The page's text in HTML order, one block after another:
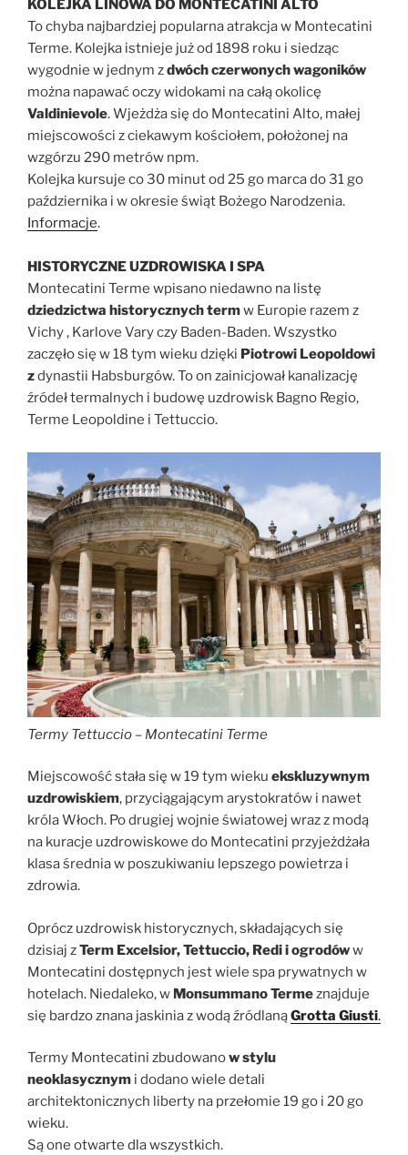
KOLEJKA LINOWA DO MONTECATINI ALTO
To chyba najbardziej popularna atrakcja w Montecatini
Terme. Kolejka istnieje już od 1898 roku i siedząc
wygodnie w jednym zdwóch czerwonych wagoników
można napawać oczy widokami na całą okolicę
Valdinievole. Wjeżdża się do Montecatini Alto, małej
miejscowości z ciekawym kościołem, położonej na
wzgórzu 290 metrów npm.
Kolejka kursuje co 30 minut od 25 go marca do 31 go
października i w okresie świąt Bożego Narodzenia.
Informacje.
HISTORYCZNE UZDROWISKA I SPA
Montecatini Terme wpisano niedawno na listę
dziedzictwa historycznych termw Europie razem z
Vichy , Karlove Vary czy Baden-Baden. Wszystko
zaczęło się w 18 tym wieku dzięki Piotrowi Leopoldowi
zdynastii Habsburgów. To on zainicjował kanalizację
źródeł termalnych i budowę uzdrowisk Bagno Regio,
Terme Leopoldine i Tettuccio.
Termy Tettuccio – Montecatini Terme
Miejscowość stała się w 19 tym wieku ekskluzywnym
uzdrowiskiem, przyciągającym arystokratów i nawet
króla Włoch. Po drugiej wojnie światowej wraz z modą
na kuracje uzdrowiskowe do Montecatini przyjeżdżała
klasa średnia w poszukiwaniu lepszego powietrza i
zdrowia.
Oprócz uzdrowisk historycznych, składających się
dzisiaj zTerm Excelsior, Tettuccio, Redi i ogrodóww
Montecatini dostępnych jest wiele spa prywatnych w
hotelach. Niedaleko, w Monsummano Termeznajduje
się bardzo znana jaskinia z wodą źródlanąGrotta Giusti.
Termy Montecatini zbudowanow stylu
neoklasycznym i dodano wiele detali
architektonicznych liberty na przełomie 19 go i 20 go
wieku.
Są one otwarte dla wszystkich.